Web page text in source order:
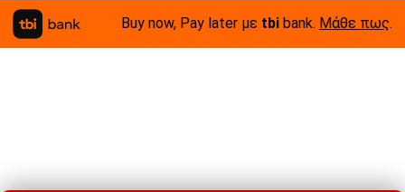
Buy now, Pay later με tbi bank. Μάθε πως.